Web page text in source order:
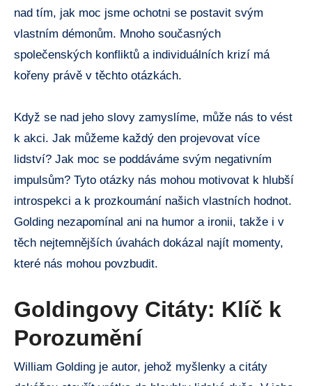
nad tím, jak moc jsme ochotni se postavit svým
vlastním démonům. Mnoho současných
společenských konfliktů a individuálních krizí má
kořeny právě v těchto otázkách.
Když se nad jeho slovy zamyslíme, může nás to vést
k akci. Jak můžeme každý den projevovat více
lidství? Jak moc se poddáváme svým negativním
impulsům? Tyto otázky nás mohou motivovat k hlubší
introspekci a k prozkoumání našich vlastních hodnot.
Golding nezapomínal ani na humor a ironii, takže i v
těch nejtemnějších úvahách dokázal najít momenty,
které nás mohou povzbudit.
Goldingovy Citáty: Klíč k
Porozumění
William Golding je autor, jehož myšlenky a citáty